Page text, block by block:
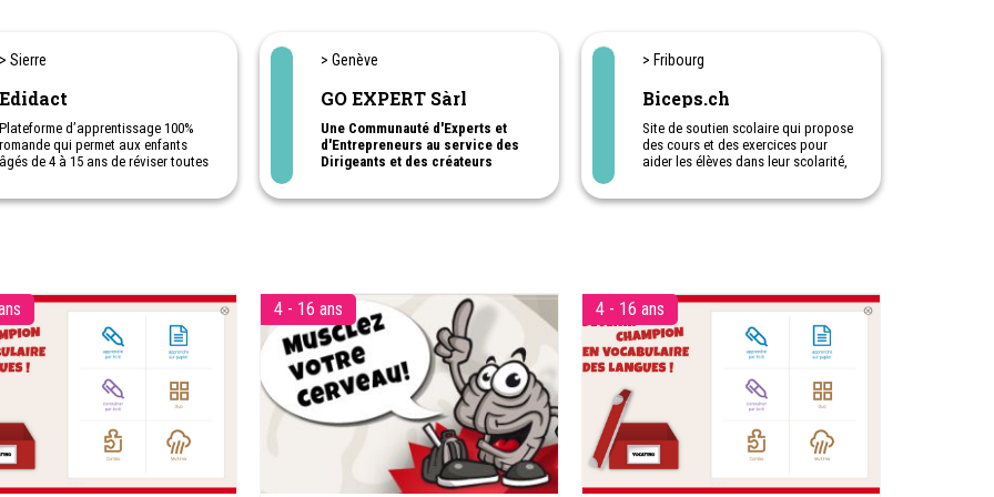
> Sierre
Edidact
Plateforme d’apprentissage 100%
romande qui permet aux enfants
âgés de 4 à 15 ans de réviser toutes
suisse romande de façon ludique,
> Genève
GO EXPERT Sàrl
Une Communauté d'Experts et
d'Entrepreneurs au service des
Dirigeants et des créateurs
L’objectif d’apporter du soutien à
différents niveaux pour aider à
développer le potentiel, la stratégie,
les compétences managériales, et la
réussite entrepreneuriale.
> Fribourg
Biceps.ch
Site de soutien scolaire qui propose
des cours et des exercices pour
aider les élèves dans leur scolarité,
jusqu'à la maturité, dans toutes les
avoir des outils complémentaires à
ceux proposés à l'école. Avec cette
aide scolaire, les enfants peuvent
suivre le programme de l'école,
s'exercer et faire des révisions. Le
contenu de Biceps évolue et
s'enrichit de nouveaux outils
4 - 16 ans 4 - 16 ans